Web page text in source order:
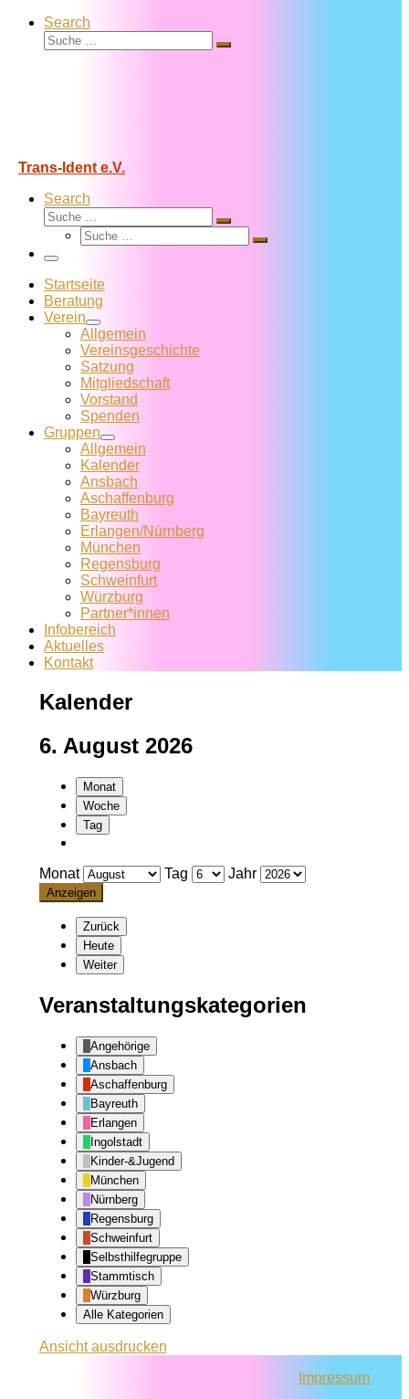
Search
Suche
Suche
Trans-Ident e.V.
Search
Suche
Suche
Suche
Suche
Menü
Startseite
Beratung
Verein
Allgemein
Vereins­geschichte
Satzung
Mitglied­schaft
Vorstand
Spenden
Gruppen
Allgemein
Kalender
Ansbach
Aschaffenburg
Bayreuth
Erlangen/Nürnberg
München
Regensburg
Schweinfurt
Würzburg
Partner*innen
Infobereich
Aktuelles
Kontakt
Kalender
6. August 2026
Monat
Woche
Tag
Monat Tag Jahr
Zurück
Heute
Weiter
Veranstaltungskategorien
Angehörige
Ansbach
Aschaffenburg
Bayreuth
Erlangen
Ingolstadt
Kinder-&Jugend
München
Nürnberg
Regensburg
Schweinfurt
Selbsthilfegruppe
Stammtisch
Würzburg
Alle Kategorien
Ansichtausdrucken
Impressum